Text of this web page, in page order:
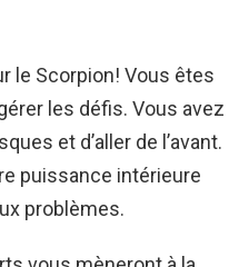
le Scorpion! Vous êtes
les défis. Vous avez
et d’aller de l’avant.
puissance intérieure
problèmes.